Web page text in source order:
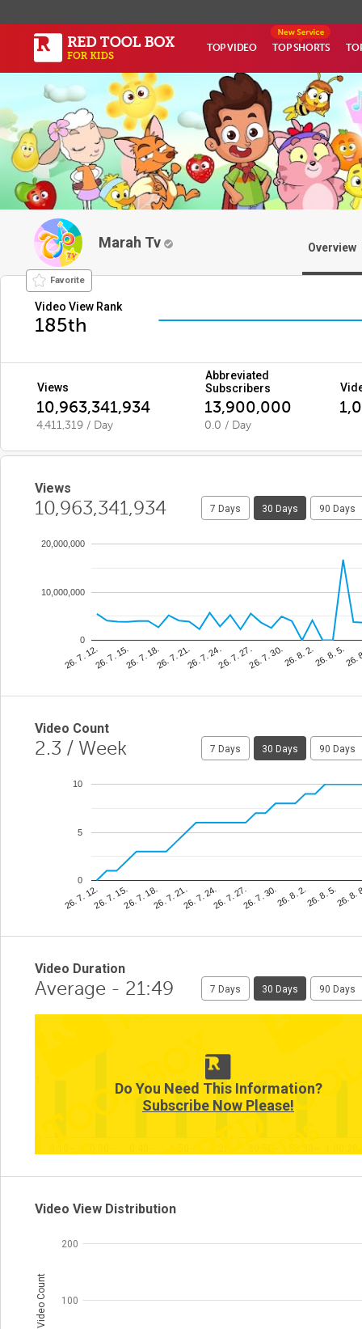
TOP VIDEO TOP SHORTS
Marah Tv Overview
Favorite
Video View Rank
185th
Views
Abbreviated
Subscribers
10,963,341,934 13,900,000
4,411,319 / Day 0.0 / Day
Views
10,963,341,934 7 Days 30 Days 90 Days
26. 7. 12.26. 7. 15.26. 7. 18.26. 7. 21.26. 7. 24.26. 7. 27.26. 7. 30.26. 8. 2.26. 8. 5.26.
0
10,000,000
20,000,000
Video Count
2.3 / Week 7 Days 30 Days 90 Days
26. 7. 12.26. 7. 15.26. 7. 18.26. 7. 21.26. 7. 24.26. 7. 27.26. 7. 30.26. 8. 2.26. 8. 5.26. 8.
0
5
10
Video Duration
Average - 21:49 7 Days 30 Days 90 Days
Do You Need This Information?
Subscribe Now Please!
Video View Distribution
100
200
Video Count